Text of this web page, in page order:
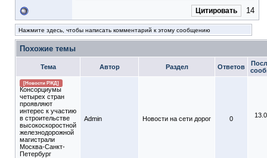
Цитировать 14
Нажмите здесь, чтобы написать комментарий к этому сообщению
Похожие темы
Тема Автор Раздел Ответов
[Новости РЖД]
Консорциумы
четырех стран
проявляют
интерес к участию
в строительстве
высокоскоростной
железнодорожной
магистрали
Москва-Санкт-
Петербург
Admin Новости на сети дорог 0